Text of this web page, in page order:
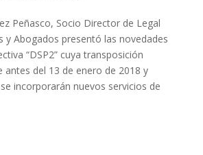
Peñasco, Socio Director de Legal
y Abogados presentó las novedades
“DSP2” cuya transposición
antes del 13 de enero de 2018 y
incorporarán nuevos servicios de